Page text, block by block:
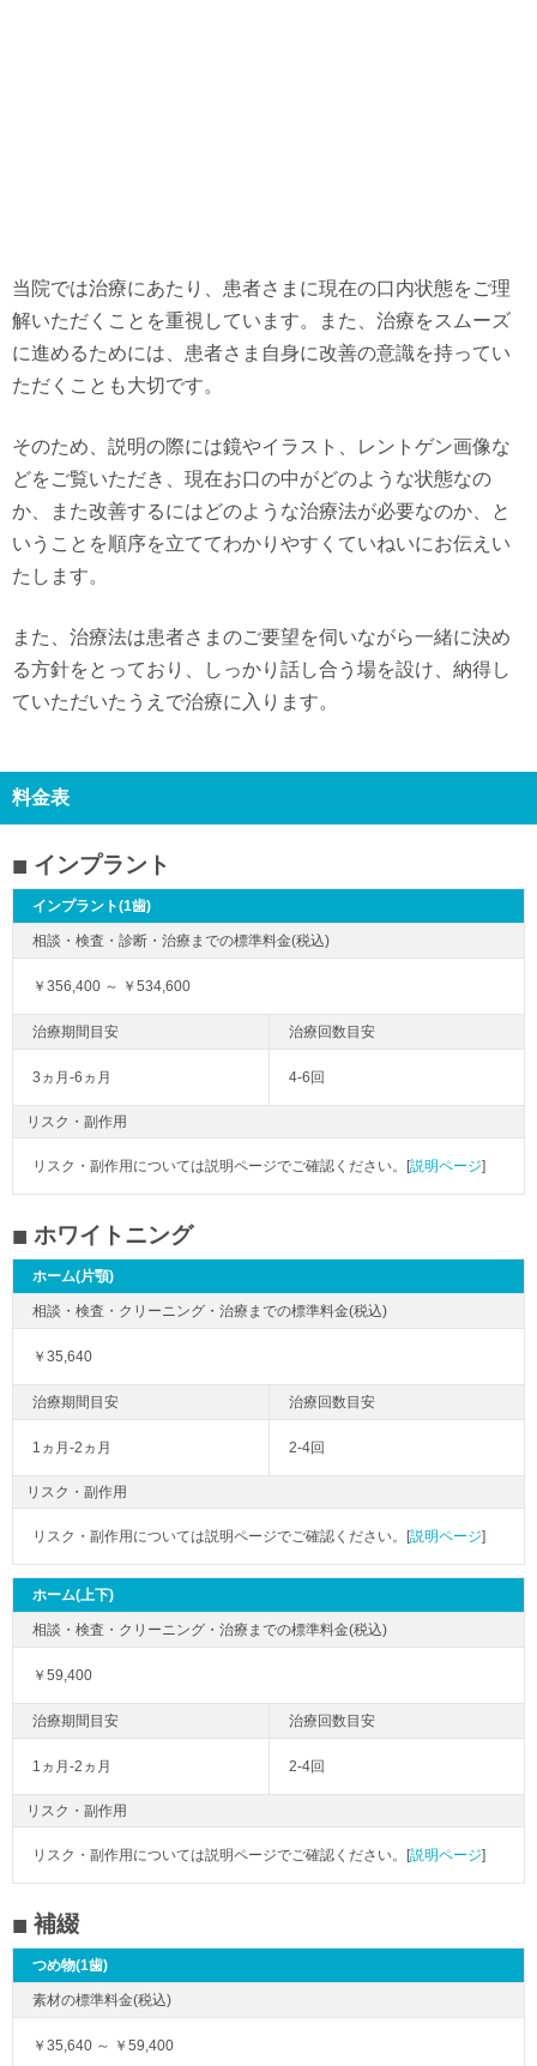
当院では治療にあたり、患者さまに現在の口内状態をご理
解いただくことを重視しています。また、治療をスムーズ
に進めるためには、患者さま自身に改善の意識を持ってい
ただくことも大切です。
そのため、説明の際には鏡やイラスト、レントゲン画像な
どをご覧いただき、現在お口の中がどのような状態なの
か、また改善するにはどのような治療法が必要なのか、と
いうことを順序を立ててわかりやすくていねいにお伝えい
たします。
また、治療法は患者さまのご要望を伺いながら一緒に決め
る方針をとっており、しっかり話し合う場を設け、納得し
ていただいたうえで治療に入ります。
料金表
インプラント
インプラント(1歯)
￥356,400 ～ ￥534,600
3ヵ月-6ヵ月 4-6回
リスク・副作用
リスク・副作用については説明ページでご確認ください。[説明ページ]
ホワイトニング
ホーム(片顎)
￥35,640
1ヵ月-2ヵ月 2-4回
リスク・副作用
リスク・副作用については説明ページでご確認ください。[説明ページ]
ホーム(上下)
￥59,400
1ヵ月-2ヵ月 2-4回
リスク・副作用
リスク・副作用については説明ページでご確認ください。[説明ページ]
補綴
つめ物(1歯)
￥35,640 ～ ￥59,400